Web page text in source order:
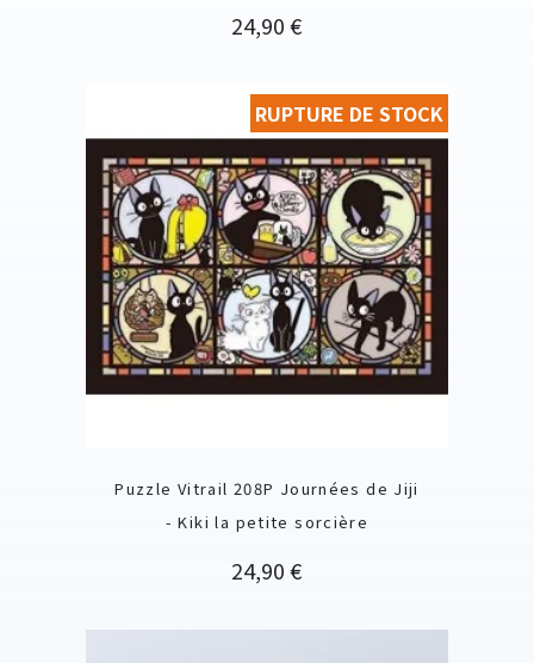
Prix
24,90 €
Puzzle Vitrail 208P Journées de Jiji
- Kiki la petite sorcière
Prix
24,90 €
RUPTURE DE STOCK